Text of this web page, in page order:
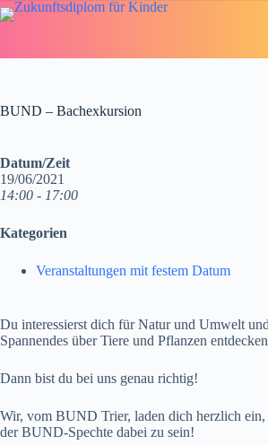
Zum
Inhalt
BUND – Bachexkursion
Datum/Zeit
19/06/2021
14:00 - 17:00
Kategorien
Veranstaltungen mit festem Datum
Du interessierst dich für Natur und Umwelt
Spannendes über Tiere und Pflanzen
Dann bist du bei uns genau richtig!
Wir, vom BUND Trier, laden dich herzlich ein,
der BUND-Spechte dabei zu sein!